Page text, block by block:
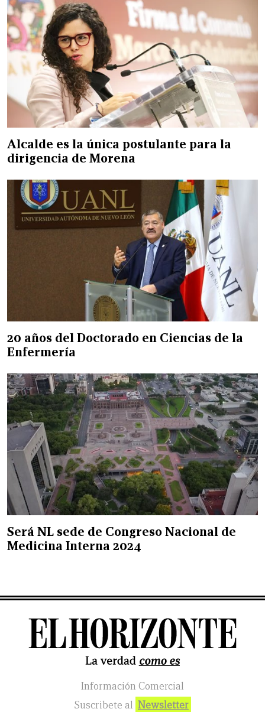
Alcalde es la única postulante para la
dirigencia de Morena
20 años del Doctorado en Ciencias de la
Enfermería
Será NL sede de Congreso Nacional de
Medicina Interna 2024
Información Comercial
Suscribete al Newsletter